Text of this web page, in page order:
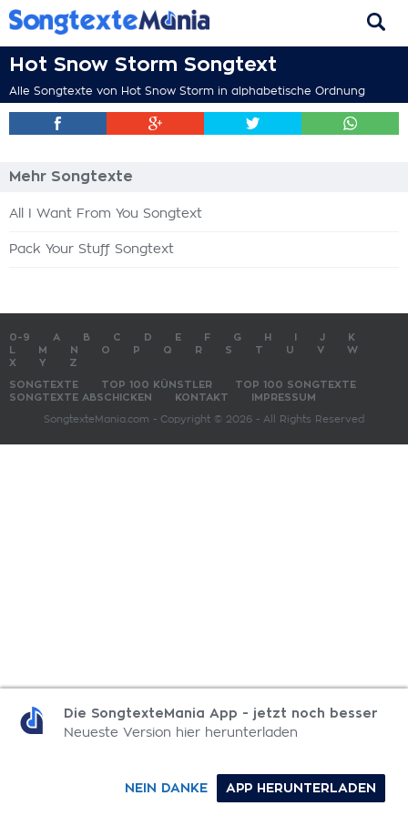
Hot Snow Storm Songtext
Alle Songtexte von Hot Snow Storm in alphabetische Ordnung
Mehr Songtexte
All I Want From You Songtext
Pack Your Stuff Songtext
0-9 A B C D E F G H J
K
M N O P Q R S T U V
W
X
Y Z
SONGTEXTE TOP 100 KÜNSTLER
TOP 100 SONGTEXTE
SONGTEXTE ABSCHICKEN
KONTAKT IMPRESSUM
SongtexteMania.com - Copyright © 2026 - All Rights Reserved
Die SongtexteMania App - jetzt noch besser
Neueste Version hier herunterladen
APP HERUNTERLADEN
NEIN DANKE